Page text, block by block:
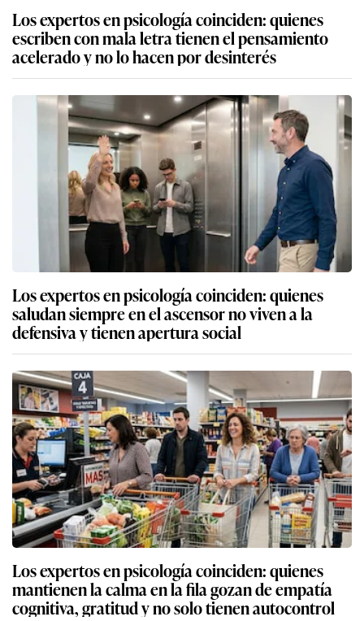
Los expertos en psicología coinciden: quienes
escriben con mala letra tienen el pensamiento
acelerado y no lo hacen por desinterés
Los expertos en psicología coinciden: quienes
saludan siempre en el ascensor no viven a la
defensiva y tienen apertura social
Los expertos en psicología coinciden: quienes
mantienen la calma en la fila gozan de empatía
cognitiva, gratitud y no solo tienen autocontrol